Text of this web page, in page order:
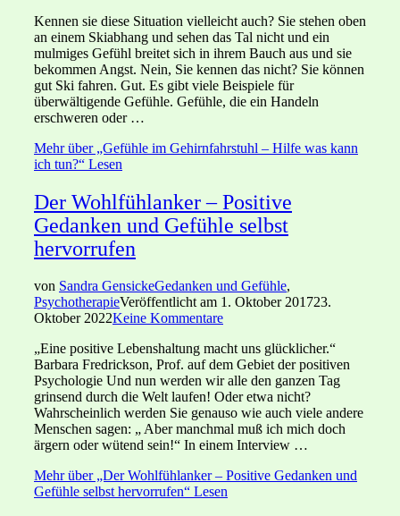
Kennen sie diese Situation vielleicht auch? Sie stehen oben
an einem Skiabhang und sehen das Tal nicht und ein
mulmiges Gefühl breitet sich in ihrem Bauch aus und sie
bekommen Angst. Nein, Sie kennen das nicht? Sie können
gut Ski fahren. Gut. Es gibt viele Beispiele für
überwältigende Gefühle. Gefühle, die ein Handeln
erschweren oder …
Mehrüber „Gefühle im Gehirnfahrstuhl – Hilfe was kann
ich tun?“ Lesen
Der Wohlfühlanker – Positive
Gedanken und Gefühle selbst
hervorrufen
von Sandra GensickeGedanken und Gefühle,
PsychotherapieVeröffentlicht am 1. Oktober 201723.
Oktober 2022Keine Kommentare
„Eine positive Lebenshaltung macht uns glücklicher.“
Barbara Fredrickson, Prof. auf dem Gebiet der positiven
Psychologie Und nun werden wir alle den ganzen Tag
grinsend durch die Welt laufen! Oder etwa nicht?
Wahrscheinlich werden Sie genauso wie auch viele andere
Menschen sagen: „ Aber manchmal muß ich mich doch
ärgern oder wütend sein!“ In einem Interview …
Mehrüber „Der Wohlfühlanker – Positive Gedanken und
Gefühle selbst hervorrufen“ Lesen